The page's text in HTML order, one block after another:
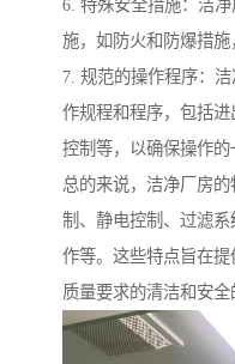
6. 特殊安全措施：洁
施，如防火和防爆措施
7. 规范的操作程序：
作规程和程序，包括
控制等，以确保操作的
总的来说，洁净厂房
制、静电控制、过滤
作等。这些特点旨在
质量要求的清洁和安全